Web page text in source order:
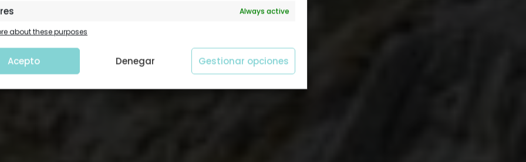
Always active
Vincular diferentes dispositivos, Identificación de
la seguridad, evitar y detectar fraudes, y
fallos, Ofrecer y presentar publicidad y Always active
about these purposes
Acepto Denegar Gestionar opciones